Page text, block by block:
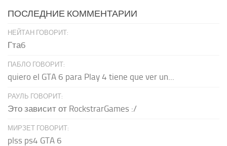
ПОСЛЕДНИЕ КОММЕНТАРИИ
НЕЙТАН ГОВОРИТ:
Гта6
ПАБЛО ГОВОРИТ:
quiero el GTA 6 para Play 4 tiene que ver un...
РАУЛЬ ГОВОРИТ:
Это зависит от RockstrarGames :/
МИРЗЕТ ГОВОРИТ:
plss ps4 GTA 6